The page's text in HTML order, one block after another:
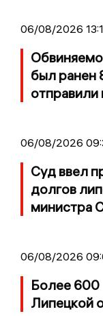
06/08/2026
был ранен
06/08/2026
Суд ввел
долгов
министра
06/08/2026
Более 600
Липецкой